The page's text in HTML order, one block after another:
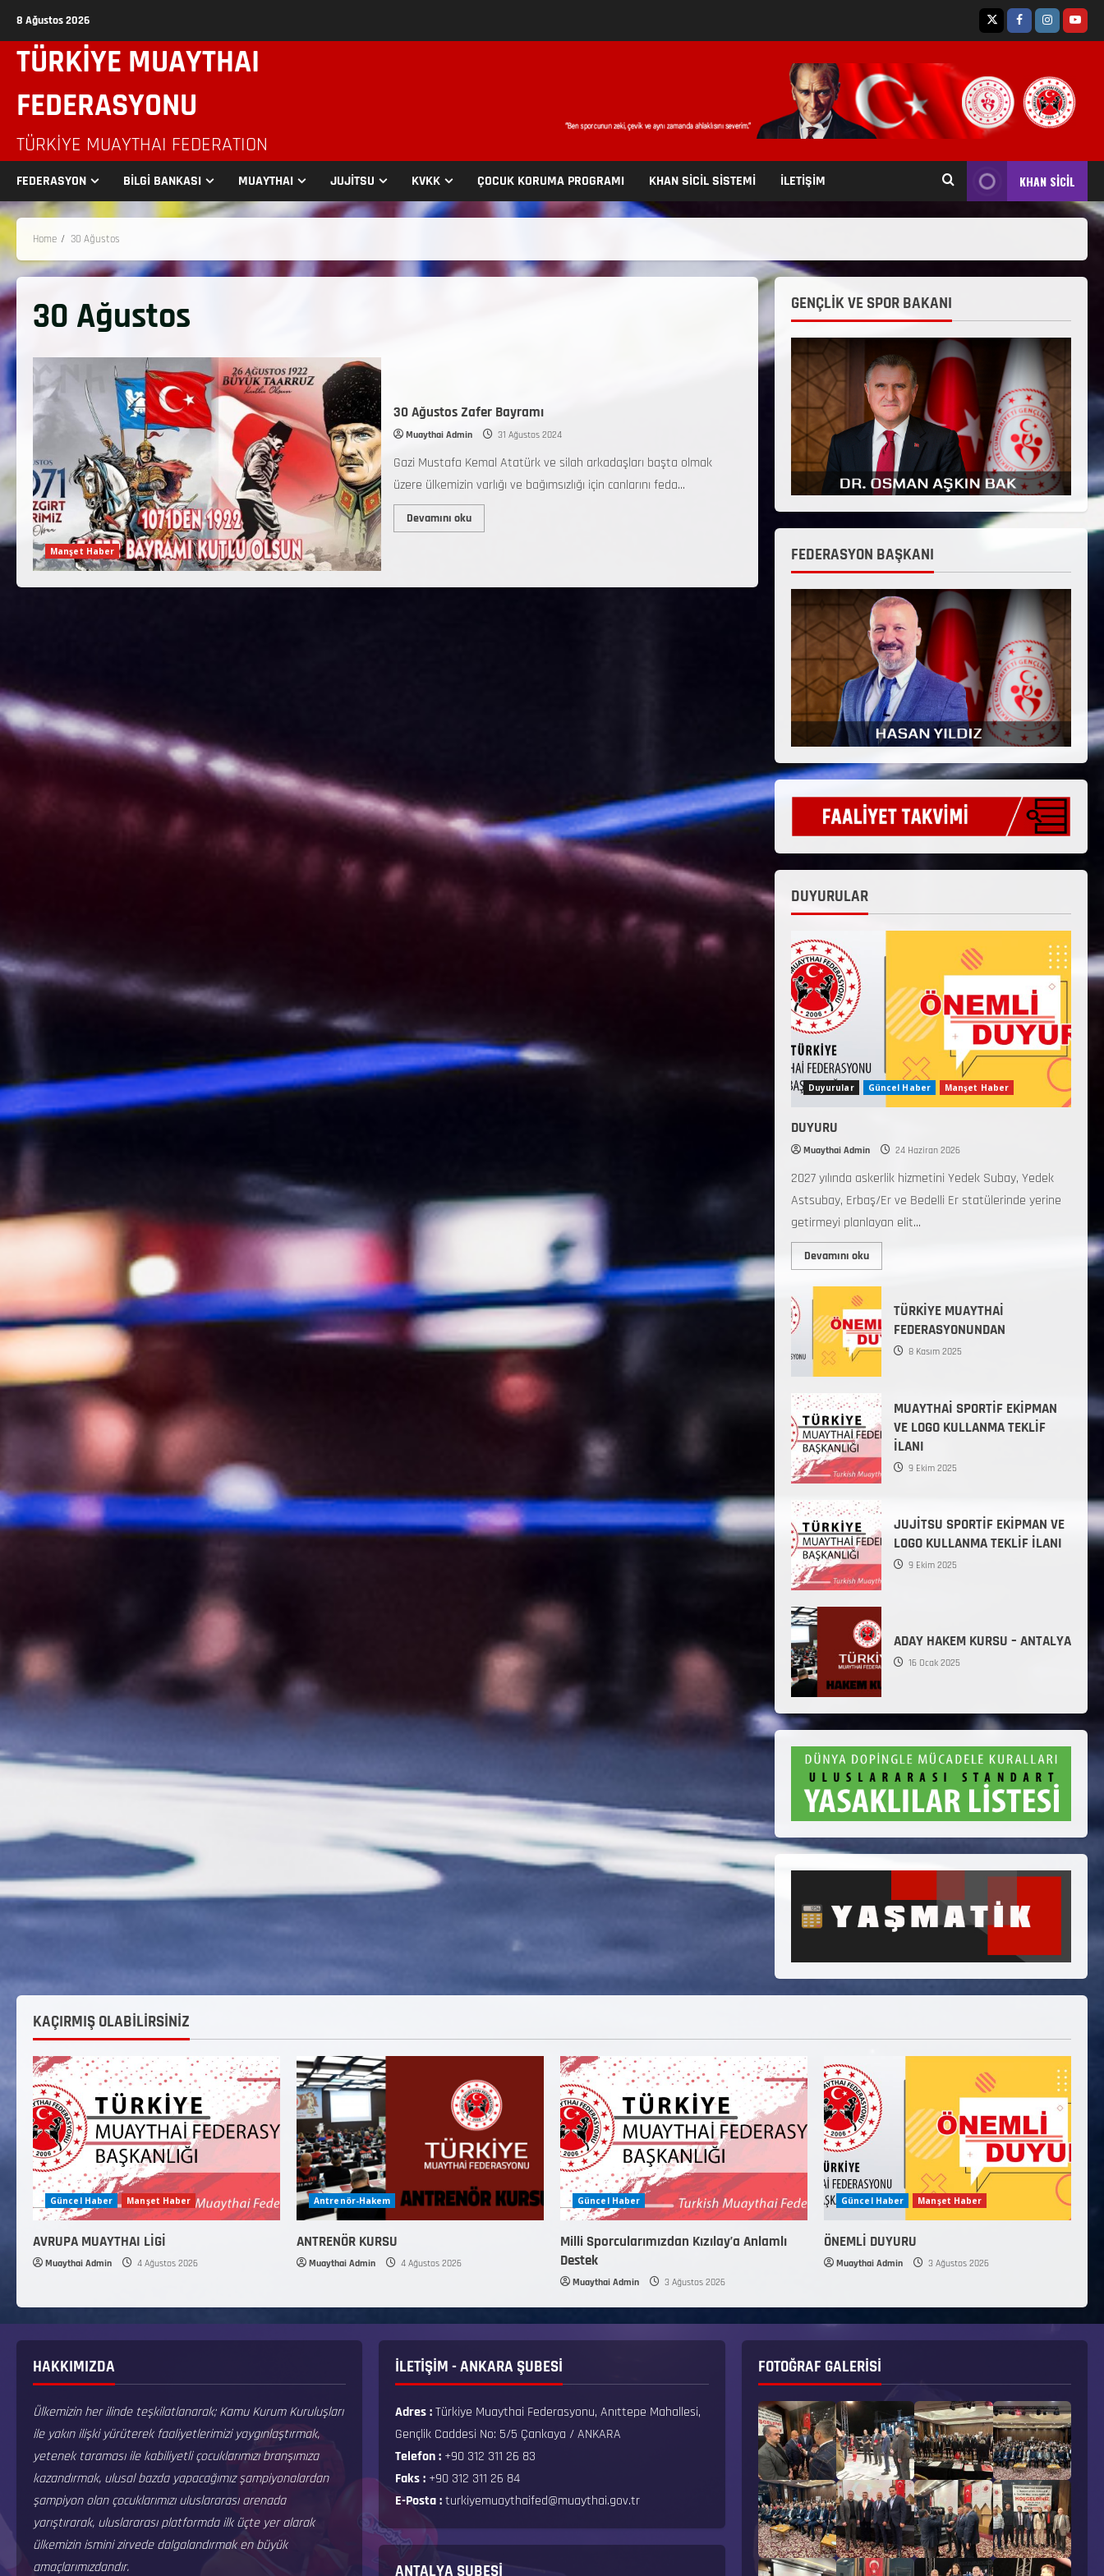
8 Ağustos 2026
TÜRKİYE MUAYTHAI
FEDERASYONU
TÜRKIYE MUAYTHAI FEDERATION
FEDERASYON BİLGİ BANKASI MUAYTHAI JUJİTSU KVKK ÇOCUK KORUMA PROGRAMI KHAN SİCİL SİSTEMİ İLETİŞİM KHAN SİCİL
Home 30 Ağustos
30 Ağustos
Manşet Haber
30 Ağustos Zafer Bayramı
Muaythai Admin 31 Ağustos 2024
Gazi Mustafa Kemal Atatürk ve silah arkadaşları başta olmak
üzere ülkemizin varlığı ve bağımsızlığı için canlarını feda...
Devamını oku
GENÇLİK VE SPOR BAKANI
FEDERASYON BAŞKANI
DUYURULAR
Duyurular Güncel Haber Manşet Haber
DUYURU
Muaythai Admin 24 Haziran 2026
2027 yılında askerlik hizmetini Yedek Subay, Yedek
Astsubay, Erbaş/Er ve Bedelli Er statülerinde yerine
getirmeyi planlayan elit...
Devamını oku
TÜRKİYE MUAYTHAİ
FEDERASYONUNDAN
8 Kasım 2025
MUAYTHAİ SPORTİF EKİPMAN
VE LOGO KULLANMA TEKLİF
İLANI
9 Ekim 2025
JUJİTSU SPORTİF EKİPMAN VE
LOGO KULLANMA TEKLİF İLANI
9 Ekim 2025
ADAY HAKEM KURSU – ANTALYA
16 Ocak 2025
KAÇIRMIŞ OLABİLİRSİNİZ
Güncel Haber Manşet Haber
AVRUPA MUAYTHAI LİGİ
Muaythai Admin 4 Ağustos 2026
Antrenör-Hakem
ANTRENÖR KURSU
Muaythai Admin 4 Ağustos 2026
Güncel Haber
Milli Sporcularımızdan Kızılay’a Anlamlı
Destek
Muaythai Admin 3 Ağustos 2026
Güncel Haber Manşet Haber
ÖNEMLİ DUYURU
Muaythai Admin 3 Ağustos 2026
HAKKIMIZDA
Ülkemizin her ilinde teşkilatlanarak; Kamu Kurum Kuruluşları
ile yakın ilişki yürüterek faaliyetlerimizi yaygınlaştırmak,
yetenek taraması ile kabiliyetli çocuklarımızı branşımıza
kazandırmak, ulusal bazda yapacağımız şampiyonalardan
şampiyon olan çocuklarımızı uluslararası arenada
yarıştırarak, uluslararası platformda ilk üçte yer alarak
ülkemizin ismini zirvede dalgalandırmak en büyük
amaçlarımızdandır.
İLETİŞİM - ANKARA ŞUBESİ
Adres :Türkiye Muaythai Federasyonu, Anıttepe Mahallesi,
Gençlik Caddesi No: 5/5 Çankaya / ANKARA
Telefon : +90 312 311 26 83
Faks : +90 312 311 26 84
E-Posta :turkiyemuaythaifed@muaythai.gov.tr
ANTALYA ŞUBESİ
FOTOĞRAF GALERISI